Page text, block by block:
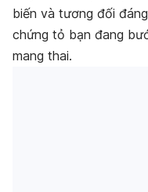
biến và tương đối
chứng tỏ bạn đang
mang thai.